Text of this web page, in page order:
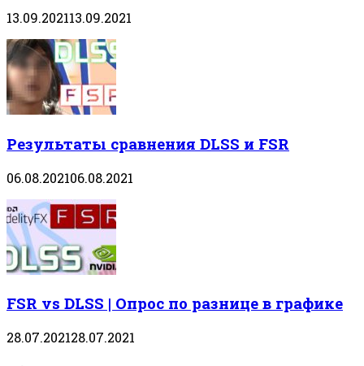
13.09.202113.09.2021
Результаты сравнения DLSS и FSR
06.08.202106.08.2021
FSR vs DLSS | Опрос по разнице в графике
28.07.202128.07.2021